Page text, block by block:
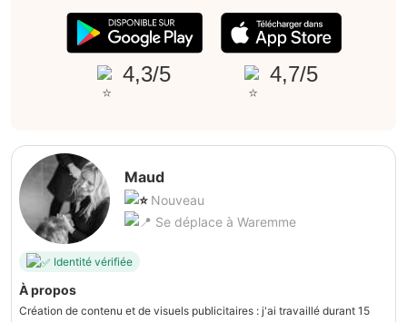
4,3/5 4,7/5
Maud
Nouveau
Se déplace à Waremme
Identité vérifiée
À propos
Création de contenu et de visuels publicitaires : j'ai travaillé durant 15